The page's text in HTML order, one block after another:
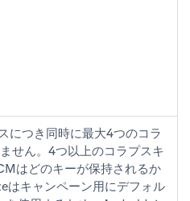
につき同時に最大4つのコラ
せん。4つ以上のコラプスキ
はどのキーが保持されるか
はキャンペーン用にデフォル